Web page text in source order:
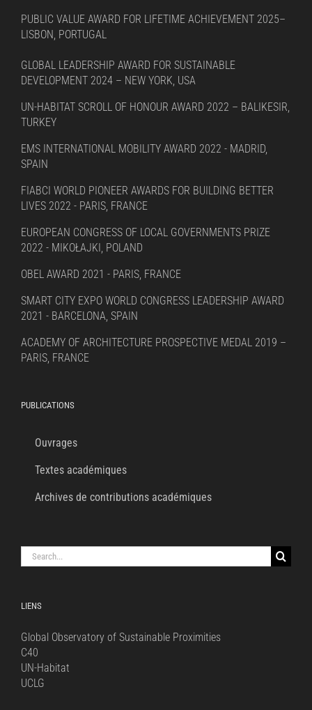
PUBLIC VALUE AWARD FOR LIFETIME ACHIEVEMENT 2025–
LISBON, PORTUGAL
GLOBAL LEADERSHIP AWARD FOR SUSTAINABLE
DEVELOPMENT 2024 – NEW YORK, USA
UN-HABITAT SCROLL OF HONOUR AWARD 2022 – BALIKESIR,
TURKEY
EMS INTERNATIONAL MOBILITY AWARD 2022 - MADRID,
SPAIN
FIABCI WORLD PIONEER AWARDS FOR BUILDING BETTER
LIVES 2022 - PARIS, FRANCE
EUROPEAN CONGRESS OF LOCAL GOVERNMENTS PRIZE
2022 - MIKOŁAJKI, POLAND
OBEL AWARD 2021 - PARIS, FRANCE
SMART CITY EXPO WORLD CONGRESS LEADERSHIP AWARD
2021 - BARCELONA, SPAIN
ACADEMY OF ARCHITECTURE PROSPECTIVE MEDAL 2019 –
PARIS, FRANCE
PUBLICATIONS
Ouvrages
Textes académiques
Archives de contributions académiques
Search
for:
LIENS
Global Observatory of Sustainable Proximities
C40
UN-Habitat
UCLG